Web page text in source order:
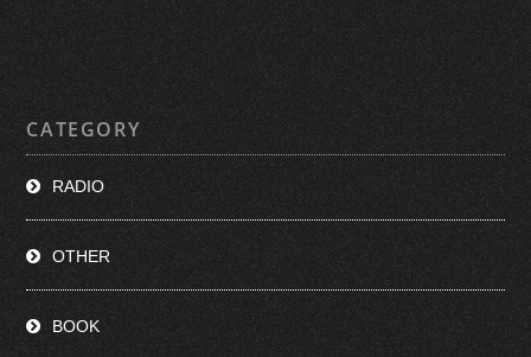
CATEGORY
RADIO
OTHER
BOOK